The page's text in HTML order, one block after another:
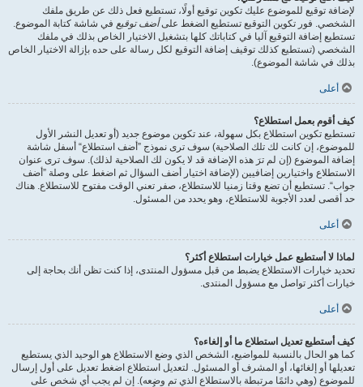
لإضافة توقيع للموضوع عليك تكوين توقيع أولًا، تستطيع فعل ذلك عن طريق ملفك
الشخصي. فور تكوين التوقيع تستطيع الضغط علىأضف توقيع في شاشة كتابة الموضوع.
تستطيع إضافة التوقيع آليا في كتاباتك كلها بتشغيل الاختيار الخاص بذلك في ملفك
الشخصي (تستطيع كذلك توقيف إضافة التوقيع لكل رسالة على حده بإزالة الاختيار الخاص
بذلك في شاشة الموضوع).
أعلى
كيف أقوم بعمل استطلاع؟
تستطيع تكوين استطلاع بكل سهولة، عند تكوين موضوع جديد (أو تعديل النشر الأول
للموضوع، إن كانت لك تلك الصلاحية) سوف ترى نموذج ”أضف استطلاع“ أسفل شاشة
إضافة الموضوع (إن لم ترَ هذه الإضافة قد لا يكون لك الصلاحية لذلك). سوف ترى عنوان
الاستطلاع واختيارين إضافيين (لإضافة اختيار أضف السؤال ثم اضغط على وصلة ”أضف
جواب“. تستطيع أن تضع وقتا زمنيا للاستطلاع، صفر تعني الوقت مفتوح للاستطلاع. هناك
حد أقصى لعدد الأجوبة للاستطلاع، وهو يحدد من المسئول.
أعلى
لماذا لا أستطيع عمل خيارات استطلاع أكثر؟
تحديد خيارات الاستطلاع يضبط من قبل مسؤول المنتدى، إذا كنت تظن أنك بحاجة إلى
خيارات أكثر تواصل مع مسؤول المنتدى.
أعلى
كيف أستطيع تعديل استطلاع ما أو إلغاءه؟
كما هو الحال بالنسبة للمواضيع، الشخص الذي وضع الاستطلاع هو الوحيد الذي يستطيع
تعديلها أو إلغائها، أو المشرف أو المسئول. لتعديل استطلاع اضغط تعديل على أول إرسال
للموضوع (وهي دائمًا مرتبطة بالاستطلاع الذي تم وضعه). إن لم يجب أي شخص على